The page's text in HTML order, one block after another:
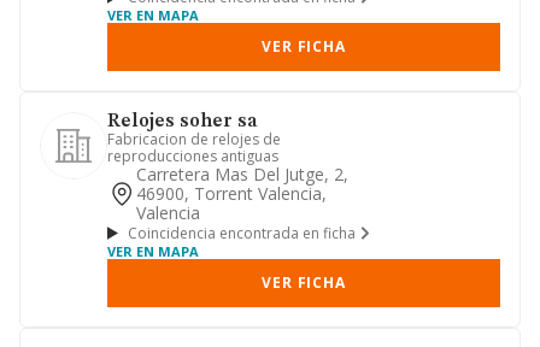
VER EN MAPA
VER FICHA
Relojes soher sa
Fabricacion de relojes de
reproducciones antiguas
Carretera Mas Del Jutge, 2,
46900, Torrent Valencia,
Valencia
Coincidencia encontrada en ficha
VER EN MAPA
VER FICHA